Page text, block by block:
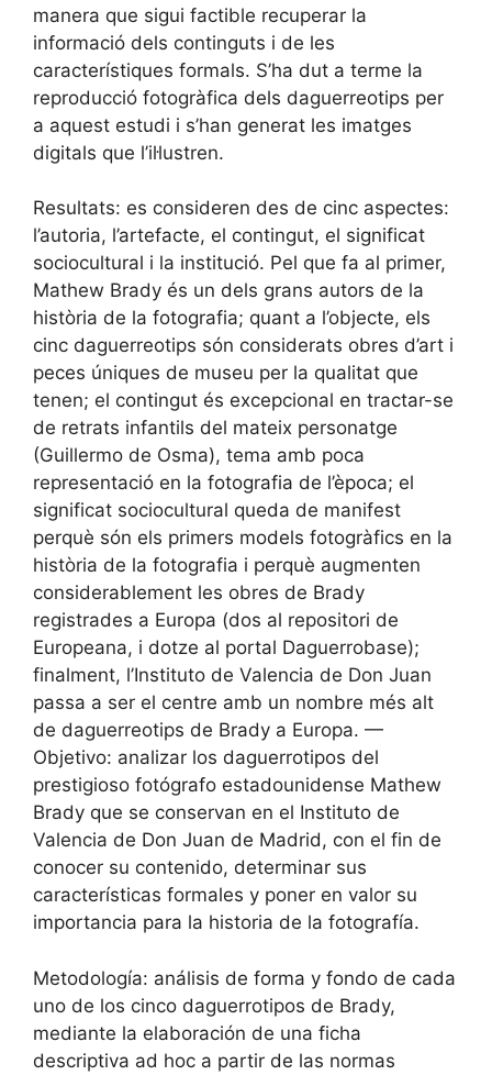
manera que sigui factible recuperar la
informació dels continguts i de les
característiques formals. S’ha dut a terme la
reproducció fotogràfica dels daguerreotips per
a aquest estudi i s’han generat les imatges
digitals que l’il·lustren.
Resultats: es consideren des de cinc aspectes:
l’autoria, l’artefacte, el contingut, el significat
sociocultural i la institució. Pel que fa al primer,
Mathew Brady és un dels grans autors de la
història de la fotografia; quant a l’objecte, els
cinc daguerreotips són considerats obres d’art i
peces úniques de museu per la qualitat que
tenen; el contingut és excepcional en tractar-se
de retrats infantils del mateix personatge
(Guillermo de Osma), tema amb poca
representació en la fotografia de l’època; el
significat sociocultural queda de manifest
perquè són els primers models fotogràfics en la
història de la fotografia i perquè augmenten
considerablement les obres de Brady
registrades a Europa (dos al repositori de
Europeana, i dotze al portal Daguerrobase);
finalment, l’Instituto de Valencia de Don Juan
passa a ser el centre amb un nombre més alt
de daguerreotips de Brady a Europa. —
Objetivo: analizar los daguerrotipos del
prestigioso fotógrafo estadounidense Mathew
Brady que se conservan en el Instituto de
Valencia de Don Juan de Madrid, con el fin de
conocer su contenido, determinar sus
características formales y poner en valor su
importancia para la historia de la fotografía.
Metodología: análisis de forma y fondo de cada
uno de los cinco daguerrotipos de Brady,
mediante la elaboración de una ficha
descriptiva ad hoc a partir de las normas